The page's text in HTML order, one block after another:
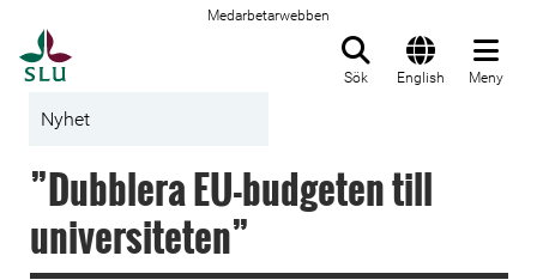
Medarbetarwebben
Sök English Meny
Nyhet
”Dubblera EU-budgeten till
universiteten”